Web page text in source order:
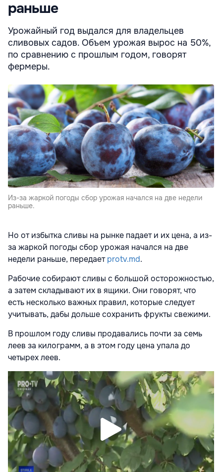
раньше
Урожайный год выдался для владельцев
сливовых садов. Объем урожая вырос на 50%,
по сравнению с прошлым годом, говорят
фермеры.
Из-за жаркой погоды сбор урожая начался на две недели
раньше.
Но от избытка сливы на рынке падает и их цена, а из-
за жаркой погоды сбор урожая начался на две
недели раньше, передаетprotv.md.
Рабочие собирают сливы с большой осторожностью,
а затем складывают их в ящики. Они говорят, что
есть несколько важных правил, которые следует
учитывать, дабы дольше сохранить фрукты свежими.
В прошлом году сливы продавались почти за семь
леев за килограмм, а в этом году цена упала до
четырех леев.